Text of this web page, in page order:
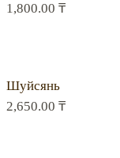
1,800.00 ₸
Шуйсянь
2,650.00 ₸